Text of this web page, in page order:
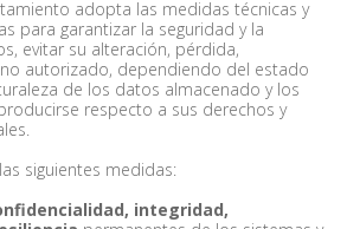
adopta las medidas técnicas y
para garantizar la seguridad y la
evitar su alteración, pérdida,
autorizado, dependiendo del estado
de los datos almacenado y los
respecto a sus derechos y
siguientes medidas:
integridad,